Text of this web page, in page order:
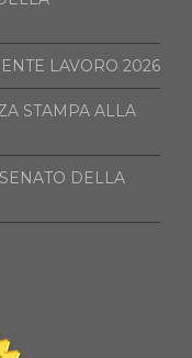
LAVORO 2026
STAMPA ALLA
DELLA